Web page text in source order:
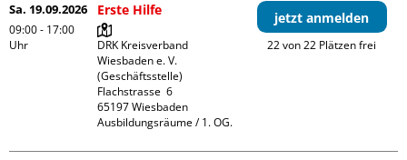
Sa. 19.09.2026
09:00 - 17:00
Uhr
Erste Hilfe
DRK Kreisverband
Wiesbaden e. V.
(Geschäftsstelle)
Flachstrasse  6
65197 Wiesbaden
Ausbildungsräume / 1. OG.
jetzt anmelden
22 von 22 Plätzen frei